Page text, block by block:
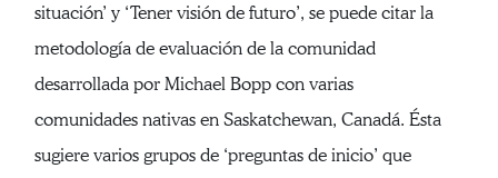
situación’ y ‘Tener visión de futuro’, se puede citar la
metodología de evaluación de la comunidad
desarrollada por Michael Bopp con varias
comunidades nativas en Saskatchewan, Canadá. Ésta
sugiere varios grupos de ‘preguntas de inicio’ que